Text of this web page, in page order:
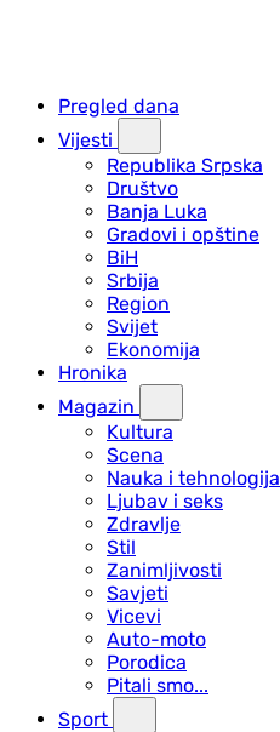
Pregled dana
Vijesti
Republika Srpska
Društvo
Banja Luka
Gradovi i opštine
BiH
Srbija
Region
Svijet
Ekonomija
Hronika
Magazin
Kultura
Scena
Nauka i tehnologija
Ljubav i seks
Zdravlje
Stil
Zanimljivosti
Savjeti
Vicevi
Auto-moto
Porodica
Pitali smo...
Sport